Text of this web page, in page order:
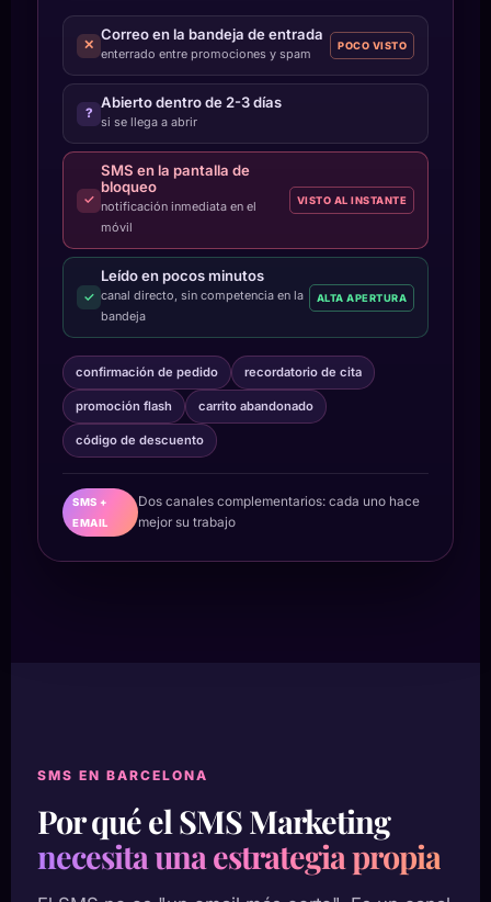
✕
Correo en la bandeja de entrada
enterrado entre promociones y spam
POCO VISTO
?
Abierto dentro de 2-3 días
si se llega a abrir
✓
SMS en la pantalla de
bloqueo
notificación inmediata en el
móvil
VISTO AL INSTANTE
✓
Leído en pocos minutos
canal directo, sin competencia en la
bandeja
ALTA APERTURA
confirmación de pedido recordatorio de cita
promoción flash carrito abandonado
código de descuento
SMS +
EMAIL
Dos canales complementarios: cada uno hace
mejor su trabajo
SMS EN BARCELONA
Por qué el SMS Marketing
necesita una estrategia propia